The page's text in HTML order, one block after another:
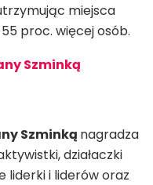
miejsca
proc. więcej osób.
Szminką
Szminką nagradza
działaczki
liderki i liderów oraz